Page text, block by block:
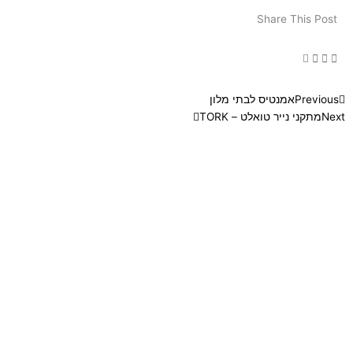
Share This Post
Prev
Previousאמנטיס לבתי מלון
Nextמתקני נייר טואלט – TORK